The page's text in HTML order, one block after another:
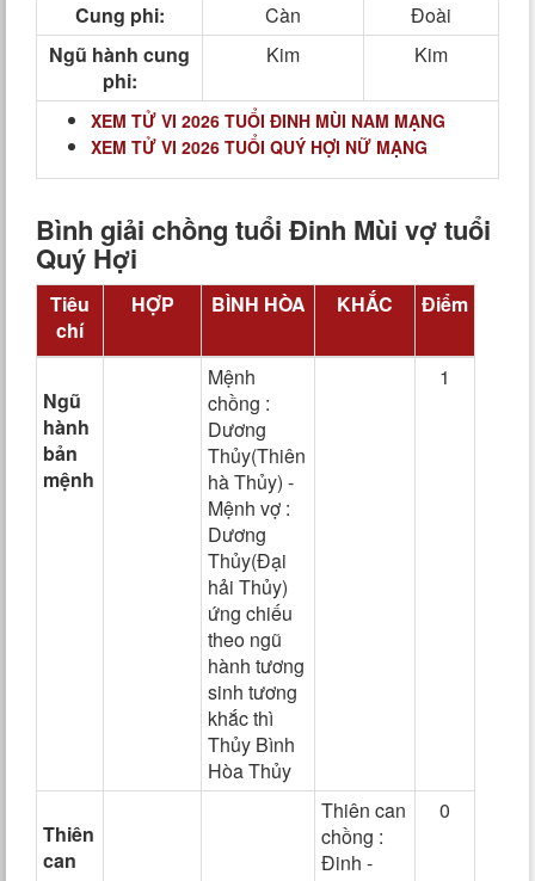
Cung phi: Càn
Đoài
Ngũ hành cung
phi:
Kim Kim
XEM TỬ VI 2026 TUỔI ĐINH MÙI NAM MẠNG
XEM TỬ VI 2026 TUỔI QUÝ HỢI NỮ MẠNG
Bình giải chồng tuổi Đinh Mùi vợ tuổi
Quý Hợi
Tiêu
chí
HỢP BÌNH HÒA KHẮC Điểm
Ngũ
hành
bản
mệnh
Mệnh
chồng :
Dương
Thủy(Thiên
hà Thủy) -
Mệnh vợ :
Dương
Thủy(Đại
hải Thủy)
ứng chiếu
theo ngũ
hành tương
sinh tương
khắc thì
Thủy Bình
Hòa Thủy
1
Thiên
can
Thiên can
chồng :
Đinh -
0